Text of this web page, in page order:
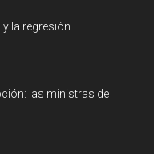
y la regresión
las ministras de